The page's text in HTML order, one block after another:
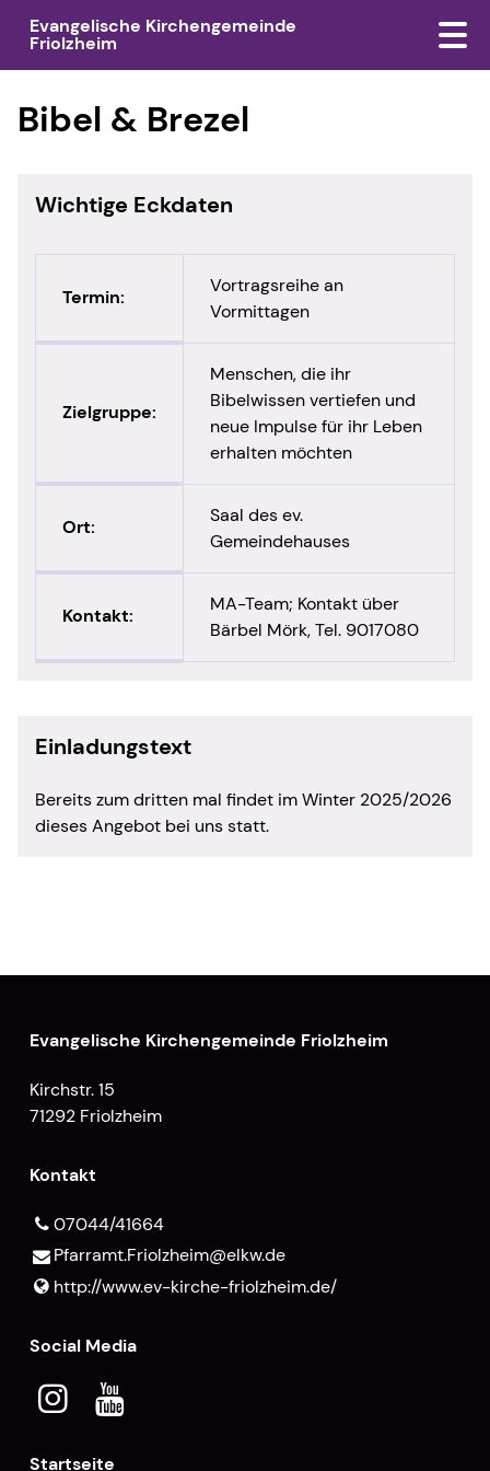
Evangelische Kirchengemeinde
Friolzheim
Bibel & Brezel
Wichtige Eckdaten
Termin:
Vortragsreihe an
Vormittagen
Zielgruppe:
Menschen, die ihr
Bibelwissen vertiefen und
neue Impulse für ihr Leben
erhalten möchten
Ort:
Saal des ev.
Gemeindehauses
Kontakt:
MA-Team; Kontakt über
Bärbel Mörk, Tel. 9017080
Einladungstext
Bereits zum dritten mal findet im Winter 2025/2026
dieses Angebot bei uns statt.
Evangelische Kirchengemeinde Friolzheim
Kirchstr. 15
71292 Friolzheim
Kontakt
07044/41664
Pfarramt.​Friolzheim@​elkw.​de
http://www.​ev-kirche-friolzheim.​de/
Social Media
Startseite